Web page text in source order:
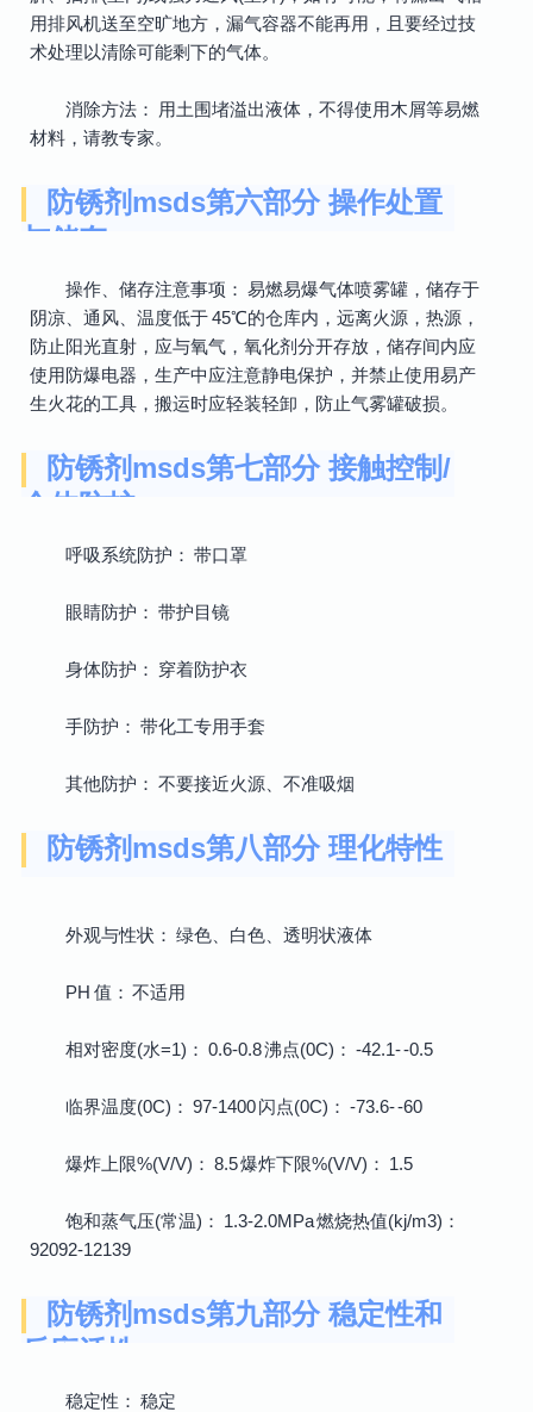
用排风机送至空旷地方，漏气容器不能再用，且要经过技
术处理以清除可能剩下的气体。
消除方法： 用土围堵溢出液体，不得使用木屑等易燃
材料，请教专家。
防锈剂msds第六部分 操作处置
与储存
操作、储存注意事项： 易燃易爆气体喷雾罐，储存于
阴凉、通风、温度低于 45℃的仓库内，远离火源，热源，
防止阳光直射，应与氧气，氧化剂分开存放，储存间内应
使用防爆电器，生产中应注意静电保护，并禁止使用易产
生火花的工具，搬运时应轻装轻卸，防止气雾罐破损。
防锈剂msds第七部分 接触控制/
个体防护
呼吸系统防护： 带口罩
眼睛防护： 带护目镜
身体防护： 穿着防护衣
手防护： 带化工专用手套
其他防护： 不要接近火源、不准吸烟
防锈剂msds第八部分 理化特性
外观与性状： 绿色、白色、透明状液体
PH 值： 不适用
相对密度(水=1)： 0.6-0.8 沸点(0C)： -42.1- -0.5
临界温度(0C)： 97-1400 闪点(0C)： -73.6- -60
爆炸上限%(V/V)： 8.5 爆炸下限%(V/V)： 1.5
饱和蒸气压(常温)： 1.3-2.0MPa 燃烧热值(kj/m3)：
92092-12139
防锈剂msds第九部分 稳定性和
反应活性
稳定性： 稳定